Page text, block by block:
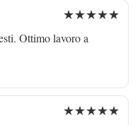
★★★★★
Ottimo lavoro a
★★★★★